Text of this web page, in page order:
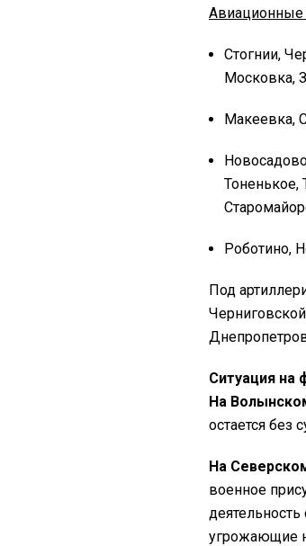
Авиационные
Стогнии,
Московка,
Макеевка,
Тоненькое,
Роботино,
Под
Ситуация на
На
остается без
На
военное
угрожающие